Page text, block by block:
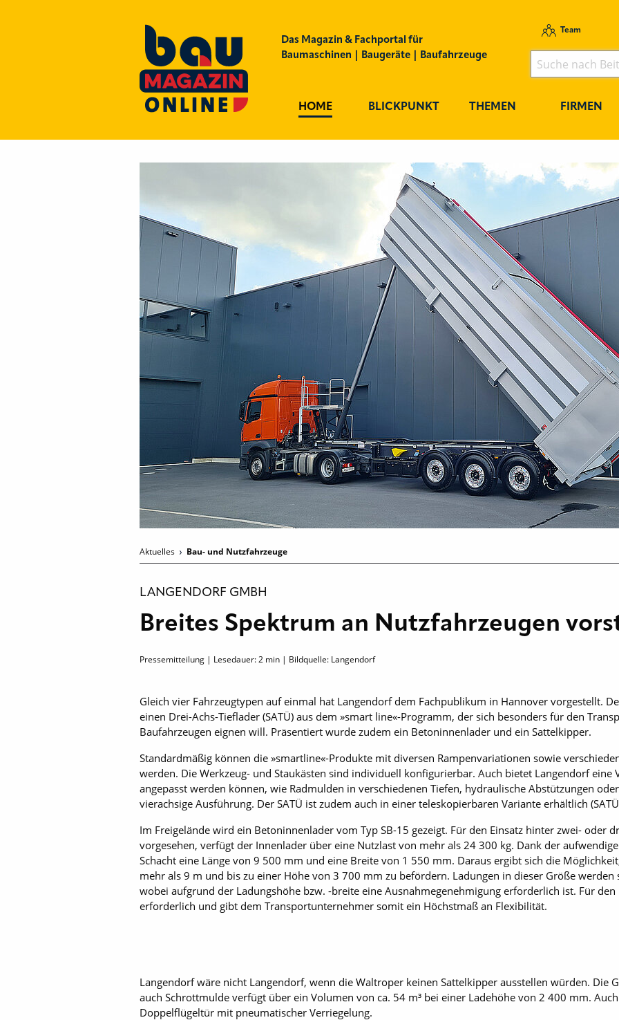
Das Magazin & Fachportal für
Baumaschinen | Baugeräte | Baufahrzeuge
Team
HOME BLICKPUNKT THEMEN FIRMEN
Aktuelles Bau- und Nutzfahrzeuge
LANGENDORF GMBH
Breites Spektrum an Nutzfahrzeugen
Pressemitteilung | Lesedauer:2 min | Bildquelle: Langendorf
Gleich vier Fahrzeugtypen auf einmal hat Langendorf dem Fachpublikum in Hannover vorgestellt.
einen Drei-Achs-Tieflader (SATÜ) aus dem »smart line«-Programm, der sich besonders für den
Baufahrzeugen eignen will. Präsentiert wurde zudem ein Beton­innen­lader und ein Sattelkipper.
Standardmäßig können die »smartline«-Produkte mit diversen Rampenvariationen sowie
werden. Die Werkzeug- und Staukästen sind individuell konfigurierbar. Auch bietet Langendorf eine
angepasst werden können, wie Radmulden in verschiedenen Tiefen, hydraulische Abstützungen
vierachsige Ausführung. Der SATÜ ist zudem auch in einer teleskopierbaren Variante erhältlich
Im Freigelände wird ein Beton­innenlader vom Typ SB-15 gezeigt. Für den Einsatz hinter zwei- oder
vorgesehen, verfügt der Innenlader über eine Nutzlast von mehr als 24 300 kg. Dank der
Schacht eine Länge von 9 500 mm und eine Breite von 1 550 mm. Daraus ergibt sich die
mehr als 9 m und bis zu einer Höhe von 3 700 mm zu befördern. Ladungen in dieser Größe
wobei aufgrund der Ladungshöhe bzw. -breite eine Ausnahmegenehmigung erforderlich ist. Für
erforderlich und gibt dem Transportunternehmer somit ein Höchstmaß an Flexibilität.
Langendorf wäre nicht Langendorf, wenn die Waltroper keinen Sattelkipper ausstellen würden. Die
auch Schrottmulde verfügt über ein Volumen von ca. 54 m³ bei einer Ladehöhe von 2 400 mm.
Doppelflügeltür mit pneumatischer Verriegelung.